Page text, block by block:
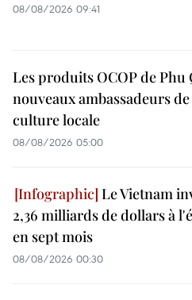
08/08/2026 09:41
Les produits OCOP de Phu
nouveaux ambassadeurs
culture locale
08/08/2026 05:00
Le Vietnam
2,36 milliards de dollars à
en sept mois
08/08/2026 00:30